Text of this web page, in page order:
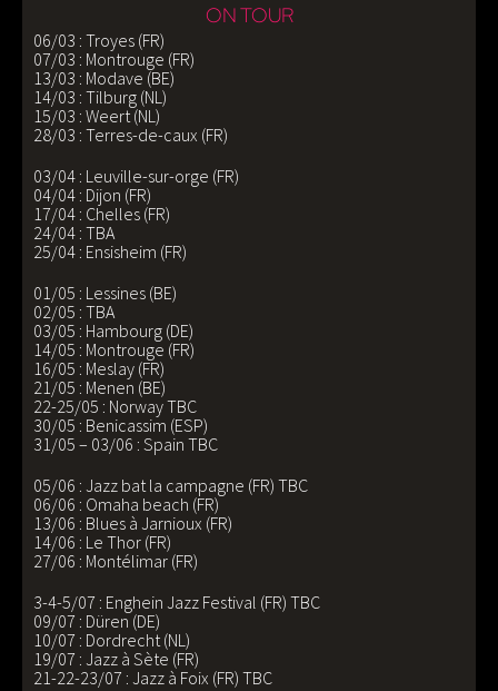
ON TOUR
06/03 : Troyes (FR)
07/03 : Montrouge (FR)
13/03 : Modave (BE)
14/03 : Tilburg (NL)
15/03 : Weert (NL)
28/03 : Terres-de-caux (FR)
03/04 : Leuville-sur-orge (FR)
04/04 : Dijon (FR)
17/04 : Chelles (FR)
24/04 : TBA
25/04 : Ensisheim (FR)
01/05 : Lessines (BE)
02/05 : TBA
03/05 : Hambourg (DE)
14/05 : Montrouge (FR)
16/05 : Meslay (FR)
21/05 : Menen (BE)
22-25/05 : Norway TBC
30/05 : Benicassim (ESP)
31/05 – 03/06 : Spain TBC
05/06 : Jazz bat la campagne (FR) TBC
06/06 : Omaha beach (FR)
13/06 : Blues à Jarnioux (FR)
14/06 : Le Thor (FR)
27/06 : Montélimar (FR)
3-4-5/07 : Enghein Jazz Festival (FR) TBC
09/07 : Düren (DE)
10/07 : Dordrecht (NL)
19/07 : Jazz à Sète (FR)
21-22-23/07 : Jazz à Foix (FR) TBC